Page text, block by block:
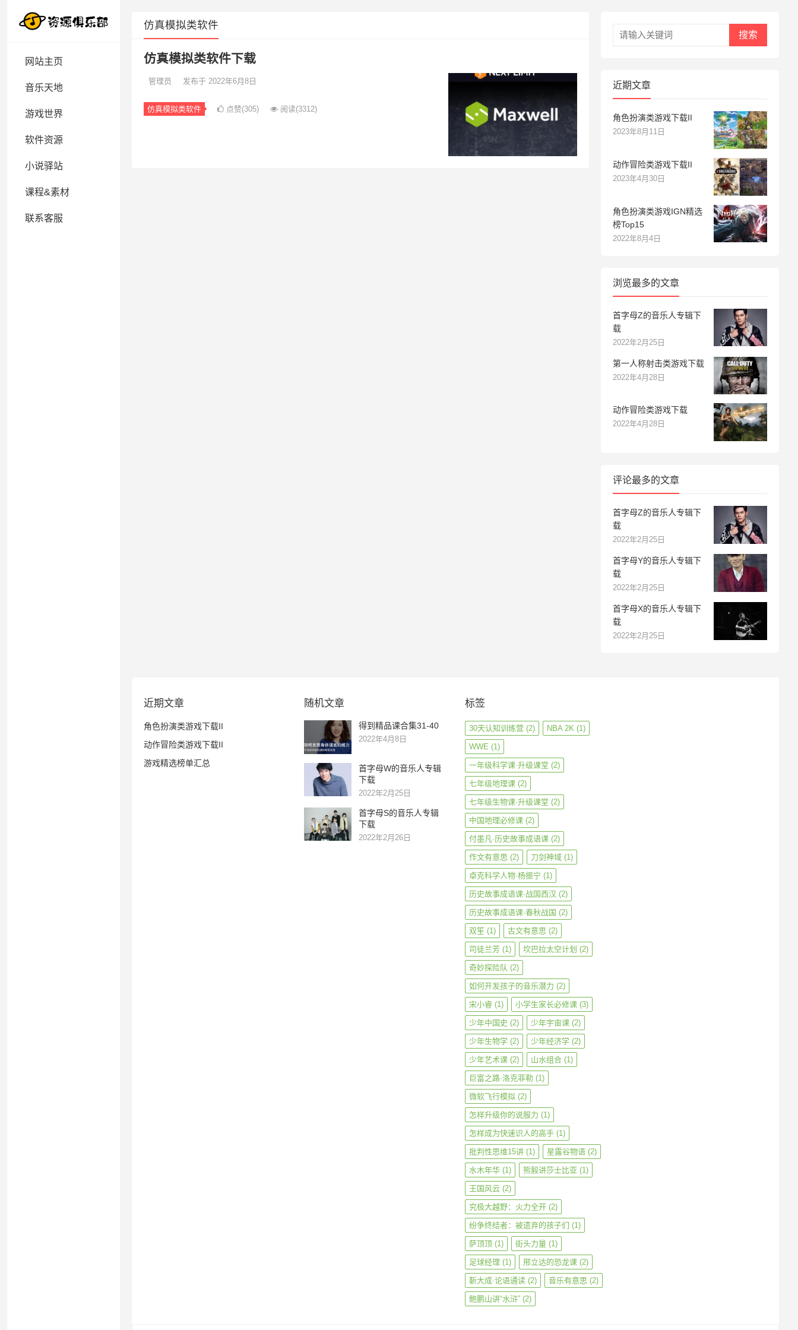
网站主页
音乐天地
游戏世界
软件资源
小说驿站
课程&素材
联系客服
仿真模拟类软件
仿真模拟类软件下载
管理员 发布于 2022年6月8日
仿真模拟类软件 点赞(305) 阅读(3312)
搜索
近期文章
角色扮演类游戏下载II
2023年8月11日
动作冒险类游戏下载II
2023年4月30日
角色扮演类游戏IGN精选
榜Top15
2022年8月4日
浏览最多的文章
首字母Z的音乐人专辑下
载
2022年2月25日
第一人称射击类游戏下载
2022年4月28日
动作冒险类游戏下载
2022年4月28日
评论最多的文章
首字母Z的音乐人专辑下
载
2022年2月25日
首字母Y的音乐人专辑下
载
2022年2月25日
首字母X的音乐人专辑下
载
2022年2月25日
近期文章
角色扮演类游戏下载II
动作冒险类游戏下载II
游戏精选榜单汇总
随机文章
得到精品课合集31-40
2022年4月8日
首字母W的音乐人专辑
下载
2022年2月25日
首字母S的音乐人专辑
下载
2022年2月26日
标签
30天认知训练营(2) NBA 2K(1)
WWE (1)
一年级科学课·升级课堂 (2)
七年级地理课(2)
七年级生物课·升级课堂 (2)
中国地理必修课(2)
付墨凡·历史故事成语课(2)
作文有意思 (2) 刀剑神域(1)
卓克科学人物·杨振宁 (1)
历史故事成语课·战国西汉 (2)
历史故事成语课·春秋战国 (2)
双笙(1) 古文有意思 (2)
司徒兰芳(1) 坎巴拉太空计划 (2)
奇妙探险队 (2)
如何开发孩子的音乐潜力 (2)
宋小睿(1) 小学生家长必修课(3)
少年中国史 (2) 少年宇宙课(2)
少年生物学(2) 少年经济学(2)
少年艺术课(2) 山水组合(1)
巨富之路·洛克菲勒 (1)
微软飞行模拟 (2)
怎样升级你的说服力 (1)
怎样成为快速识人的高手(1)
批判性思维15讲(1) 星露谷物语(2)
水木年华(1) 熊毅讲莎士比亚 (1)
王国风云(2)
究极大越野：火力全开(2)
纷争终结者：被遗弃的孩子们 (1)
萨顶顶(1) 街头力量(1)
足球经理 (1) 邢立达的恐龙课(2)
靳大成·论语通读(2) 音乐有意思 (2)
鲍鹏山讲“水浒”(2)